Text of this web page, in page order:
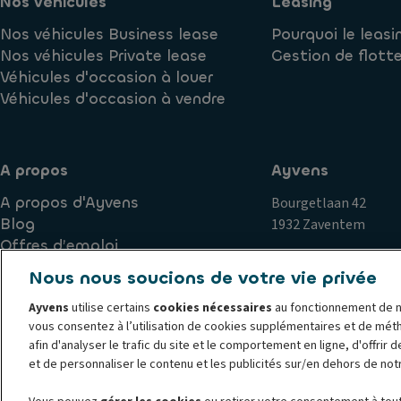
Nos véhicules Business lease
Nos véhicules Private lease
Véhicules d'occasion à louer
Véhicules d'occasion à vendre
Pourquoi le
Gestion de flotte
A propos
A propos d'Ayvens
Blog
Offres d’emploi
Ayvens
Bourgetlaan 42
1932 Zaventem
Politique de cookies Politique de confidentialité
Plaintes
Corporate Société Générale Documents
© 2026 Ayvens est l'un des principaux acteurs mondiaux de la mobilité
solutions de leasing complet, d'abonnement flexibles, de gestion de
Nous nous soucions de votre vie privée
Ayvens utilise certains cookies nécessaires au fonctionnement de
vous consentez à l’utilisation de cookies supplémentaires et de
afin d'analyser le trafic du site et le comportement en ligne, d'offrir
et de personnaliser le contenu et les publicités sur/en dehors de